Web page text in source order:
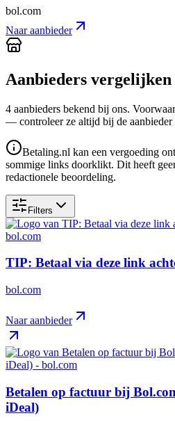
bol.com
Naar aanbieder
Aanbieders vergelijken
4 aanbieders bekend bij ons.
— controleer ze altijd bij de aanbieder
Betaling.nl kan een vergoeding
sommige links doorklikt. Dit heeft
redactionele beoordeling.
Filters
TIP: Betaal via deze link
bol.com
Naar aanbieder
Betalen op factuur bij
iDeal)